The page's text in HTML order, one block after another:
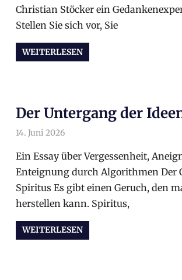
Christian Stöcker ein
Stellen Sie sich vor, Sie
WEITERLESEN
Der Untergang der
14. Juni 2026
Ein Essay über Vergessenheit,
Enteignung durch Algorithmen Der
Spiritus Es gibt einen Geruch, den
herstellen kann. Spiritus,
WEITERLESEN